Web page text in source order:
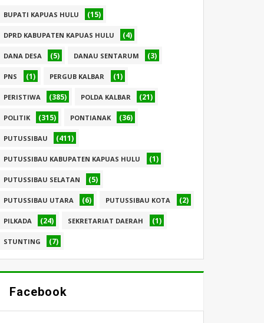
BUPATI KAPUAS HULU (15)
DPRD KABUPATEN KAPUAS HULU (4)
DANA DESA (5) DANAU SENTARUM (3)
PNS (1) PERGUB KALBAR (1)
PERISTIWA (385) POLDA KALBAR (21)
POLITIK (315) PONTIANAK (36)
PUTUSSIBAU (411)
PUTUSSIBAU KABUPATEN KAPUAS HULU (1)
PUTUSSIBAU SELATAN (5)
PUTUSSIBAU UTARA (6) PUTUSSIBAU KOTA (2)
PILKADA (24) SEKRETARIAT DAERAH (1)
STUNTING (7)
Facebook